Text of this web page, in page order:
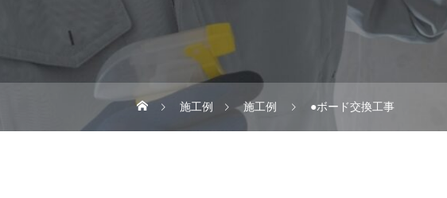
施工例 施工例 ●ボード交換工事